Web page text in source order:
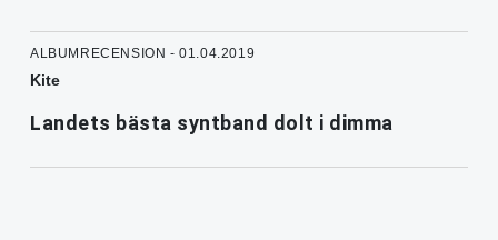
ALBUMRECENSION - 01.04.2019
Kite
Landets bästa syntband dolt i dimma